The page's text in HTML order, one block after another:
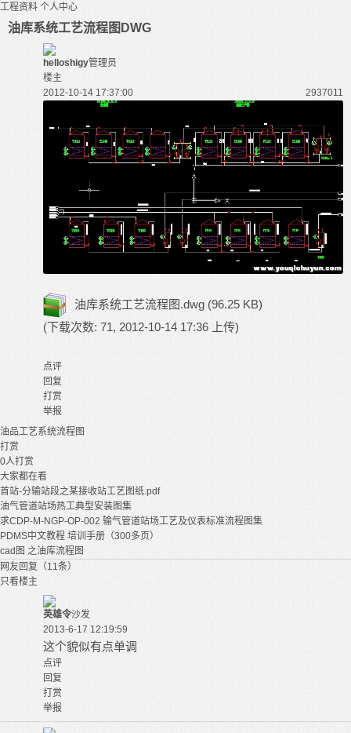
工程资料 个人中心
油库系统工艺流程图DWG
helloshigy管理员
楼主
2012-10-14 17:37:00
2937011
油库系统工艺流程图.dwg (96.25 KB)
(下载次数: 71, 2012-10-14 17:36 上传)
点评
回复
打赏
举报
油品工艺系统流程图
打赏
0人打赏
大家都在看
首站-分输站段之某接收站工艺图纸.pdf
油气管道站场热工典型安装图集
求CDP-M-NGP-OP-002 输气管道站场工艺及仪表标准流程图集
PDMS中文教程 培训手册（300多页）
cad图 之油库流程图
网友回复（11条）
只看楼主
英雄令沙发
2013-6-17 12:19:59
这个貌似有点单调
点评
回复
打赏
举报